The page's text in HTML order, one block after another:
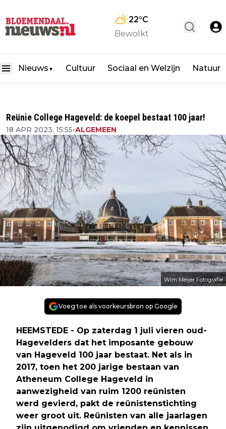
22°C
Bewolkt
Nieuws ▼ Cultuur Sociaal en Welzijn Natuur
Reünie College Hageveld: de koepel bestaat 100 jaar!
18 APR 2023, 15:55•ALGEMEEN
Wim Meijer Fotografie
Voeg toe als voorkeursbron op Google
HEEMSTEDE - Op zaterdag 1 juli vieren oud-
Hagevelders dat het imposante gebouw
van Hageveld 100 jaar bestaat. Net als in
2017, toen het 200 jarige bestaan van
Atheneum College Hageveld in
aanwezigheid van ruim 1200 reünisten
werd gevierd, pakt de reünistenstichting
weer groot uit. Reünisten van alle jaarlagen